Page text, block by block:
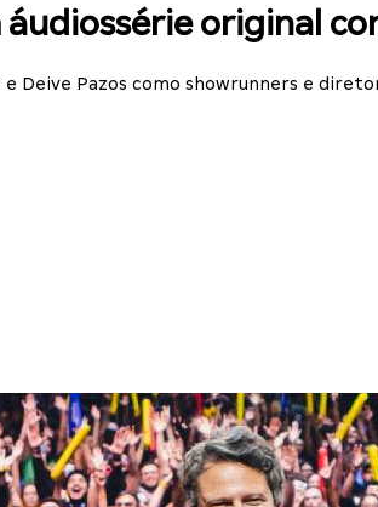
original
Deive Pazos como showrunners e